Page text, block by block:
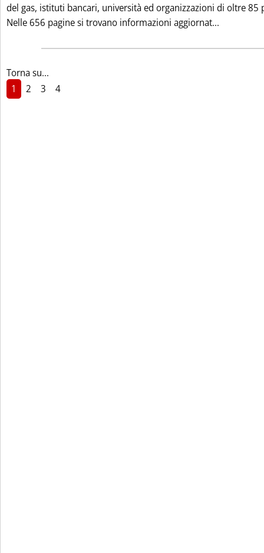
del gas, istituti bancari, università ed organizzazioni di oltre 85
Nelle 656 pagine si trovano informazioni aggiornat...
Torna su...
1
2 3 4